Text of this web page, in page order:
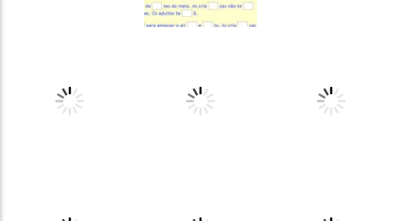
Matemática
Árvore das
Matemática
Trabalhando
com M e N
Português e
Matemática
Adição até 20
Completar